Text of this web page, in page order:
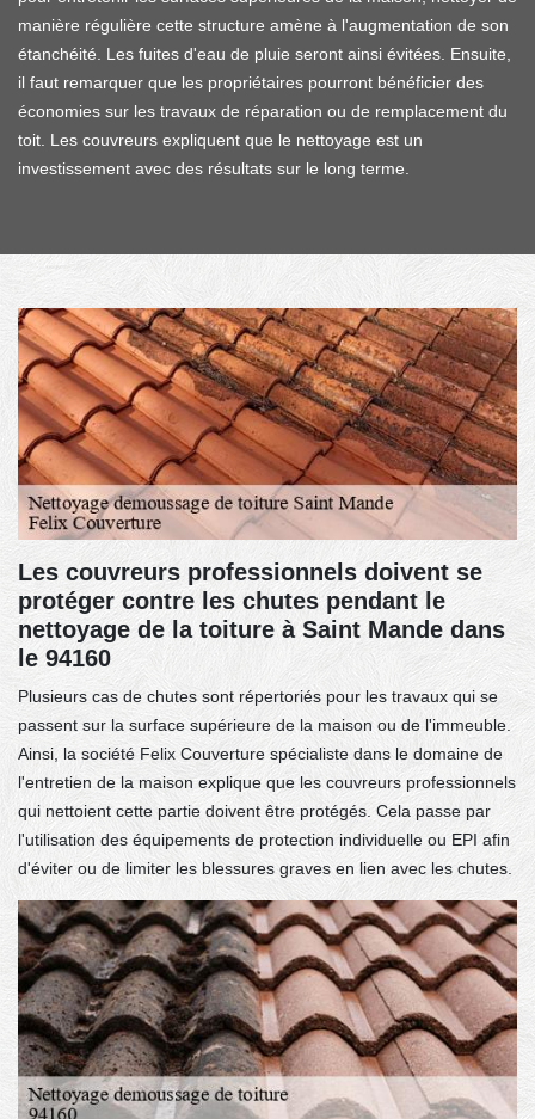
manière régulière cette structure amène à l'augmentation de son
étanchéité. Les fuites d'eau de pluie seront ainsi évitées. Ensuite,
il faut remarquer que les propriétaires pourront bénéficier des
économies sur les travaux de réparation ou de remplacement du
toit. Les couvreurs expliquent que le nettoyage est un
investissement avec des résultats sur le long terme.
Les couvreurs professionnels doivent se
protéger contre les chutes pendant le
nettoyage de la toiture à Saint Mande dans
le 94160
Plusieurs cas de chutes sont répertoriés pour les travaux qui se
passent sur la surface supérieure de la maison ou de l'immeuble.
Ainsi, la société Felix Couverture spécialiste dans le domaine de
l'entretien de la maison explique que les couvreurs professionnels
qui nettoient cette partie doivent être protégés. Cela passe par
l'utilisation des équipements de protection individuelle ou EPI afin
d'éviter ou de limiter les blessures graves en lien avec les chutes.